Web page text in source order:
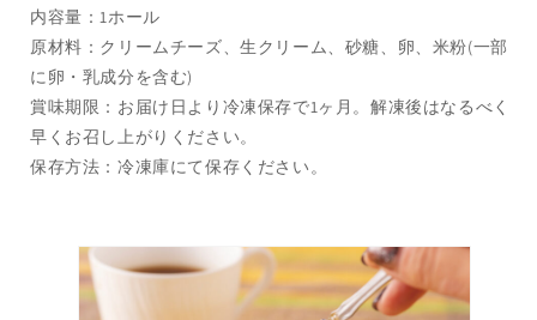
内容量：1ホール
原材料：クリームチーズ、生クリーム、砂糖、卵、米粉(一部
に卵・乳成分を含む)
賞味期限：お届け日より冷凍保存で1ヶ月。解凍後はなるべく
早くお召し上がりください。
保存方法：冷凍庫にて保存ください。